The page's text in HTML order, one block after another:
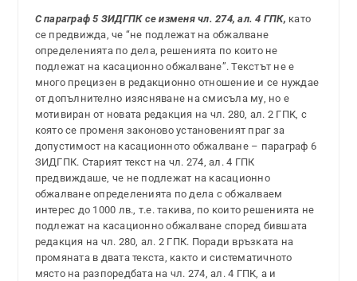
С параграф 5 ЗИДГПК се изменя чл. 274, ал. 4 ГПК, като
се предвижда, че “не подлежат на обжалване
определенията по дела, решенията по които не
подлежат на касационно обжалване”. Текстът не е
много прецизен в редакционно отношение и се нуждае
от допълнително изясняване на смисъла му, но е
мотивиран от новата редакция на чл. 280, ал. 2 ГПК, с
която се променя законово установеният праг за
допустимост на касационното обжалване – параграф 6
ЗИДГПК. Старият текст на чл. 274, ал. 4 ГПК
предвиждаше, че не подлежат на касационно
обжалване определенията по дела с обжалваем
интерес до 1000 лв., т.е. такива, по които решенията не
подлежат на касационно обжалване според бившата
редакция на чл. 280, ал. 2 ГПК. Поради връзката на
промяната в двата текста, както и систематичното
място на разпоредбата на чл. 274, ал. 4 ГПК, а и